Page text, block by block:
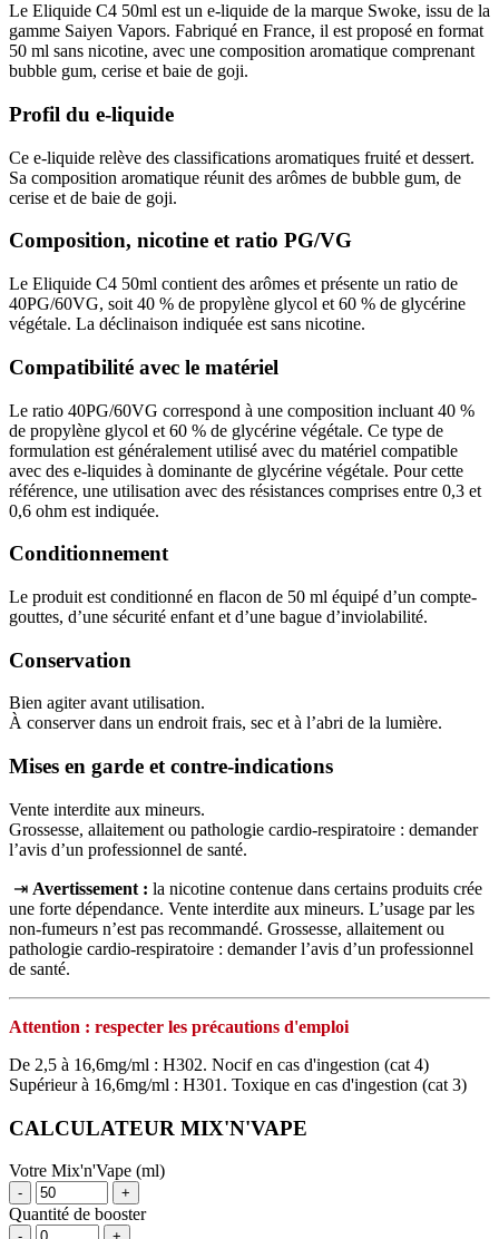
Le Eliquide C4 50ml est un e-liquide de la marque Swoke, issu de la
gamme Saiyen Vapors. Fabriqué en France, il est proposé en format
50 ml sans nicotine, avec une composition aromatique comprenant
bubble gum, cerise et baie de goji.
Profil du e-liquide
Ce e-liquide relève des classifications aromatiques fruité et dessert.
Sa composition aromatique réunit des arômes de bubble gum, de
cerise et de baie de goji.
Composition, nicotine et ratio PG/VG
Le Eliquide C4 50ml contient des arômes et présente un ratio de
40PG/60VG, soit 40 % de propylène glycol et 60 % de glycérine
végétale. La déclinaison indiquée est sans nicotine.
Compatibilité avec le matériel
Le ratio 40PG/60VG correspond à une composition incluant 40 %
de propylène glycol et 60 % de glycérine végétale. Ce type de
formulation est généralement utilisé avec du matériel compatible
avec des e-liquides à dominante de glycérine végétale. Pour cette
référence, une utilisation avec des résistances comprises entre 0,3 et
0,6 ohm est indiquée.
Conditionnement
Le produit est conditionné en flacon de 50 ml équipé d’un compte-
gouttes, d’une sécurité enfant et d’une bague d’inviolabilité.
Conservation
Bien agiter avant utilisation.
À conserver dans un endroit frais, sec et à l’abri de la lumière.
Mises en garde et contre-indications
Vente interdite aux mineurs.
Grossesse, allaitement ou pathologie cardio-respiratoire : demander
l’avis d’un professionnel de santé.
⇥ Avertissement : la nicotine contenue dans certains produits crée
une forte dépendance. Vente interdite aux mineurs. L’usage par les
non‑fumeurs n’est pas recommandé. Grossesse, allaitement ou
pathologie cardio‑respiratoire : demander l’avis d’un professionnel
de santé.
Attention : respecter les précautions d'emploi
De 2,5 à 16,6mg/ml : H302. Nocif en cas d'ingestion (cat 4)
Supérieur à 16,6mg/ml : H301. Toxique en cas d'ingestion (cat 3)
CALCULATEUR MIX'N'VAPE
Votre Mix'n'Vape (ml)
- +
Quantité de booster